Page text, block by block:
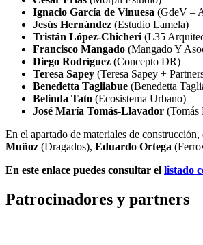
Ignacio García de Vinuesa (GdeV –
Jesús Hernández (Estudio Lamela)
Tristán López-Chicheri (L35
Francisco Mangado (Mangado Y
Diego Rodríguez (Concepto DR)
Teresa Sapey (Teresa Sapey +
Benedetta Tagliabue (Benedetta
Belinda Tato (Ecosistema Urbano)
José María Tomás-Llavador (Tomás
En el apartado de materiales de
Muñoz (Dragados), Eduardo Ortega
En este enlace puedes consultar el listado
Patrocinadores y partners